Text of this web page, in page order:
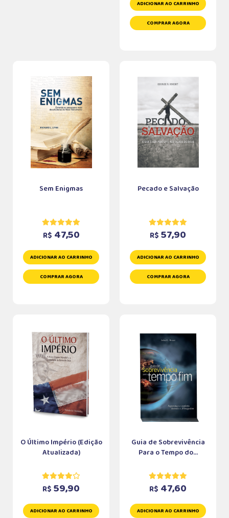
ADICIONAR AO CARRINHO
COMPRAR AGORA
Sem Enigmas
R$ 47,50
ADICIONAR AO CARRINHO
COMPRAR AGORA
Pecado e Salvação
R$ 57,90
ADICIONAR AO CARRINHO
COMPRAR AGORA
O Último Império (Edição
Atualizada)
R$ 59,90
ADICIONAR AO CARRINHO
Guia de Sobrevivência
Para o Tempo do...
R$ 47,60
ADICIONAR AO CARRINHO